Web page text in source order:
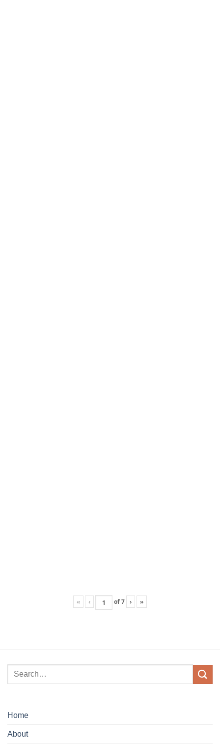
« ‹ of7 › »
Home
About